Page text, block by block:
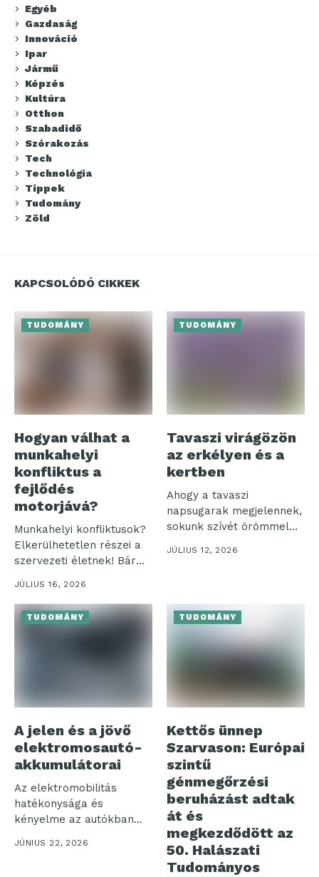
Egyéb
Gazdaság
Innováció
Ipar
Jármű
Képzés
Kultúra
Otthon
Szabadidő
Szórakozás
Tech
Technológia
Tippek
Tudomány
Zöld
KAPCSOLÓDÓ CIKKEK
TUDOMÁNY
Hogyan válhat a
munkahelyi
konfliktus a
fejlődés
motorjává?
Munkahelyi konfliktusok?
Elkerülhetetlen részei a
szervezeti életnek! Bár
sokan negatív
jelenségként tekintenek...
JÚLIUS 16, 2026
TUDOMÁNY
Tavaszi virágözön
az erkélyen és a
kertben
Ahogy a tavaszi
napsugarak megjelennek,
sokunk szívét örömmel
tölti el a színes...
JÚLIUS 12, 2026
TUDOMÁNY
A jelen és a jövő
elektromosautó-
akkumulátorai
Az elektromobilitás
hatékonysága és
kényelme az autókban
használt
akkumulátorcsomagokon
JÚNIUS 22, 2026
TUDOMÁNY
Kettős ünnep
Szarvason: Európai
szintű
génmegőrzési
beruházást adtak
át és
megkezdődött az
50. Halászati
Tudományos